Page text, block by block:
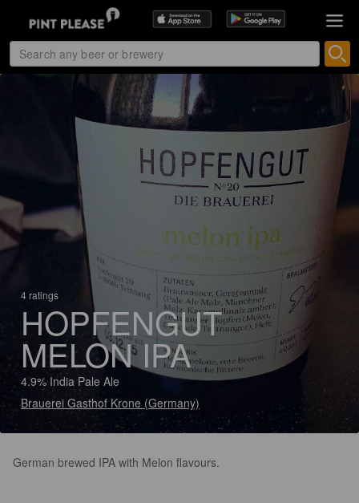
4 ratings
HOPFENGUT
MELON IPA
4.9% India Pale Ale
Brauerei Gasthof Krone (Germany)
German brewed IPA with Melon flavours.